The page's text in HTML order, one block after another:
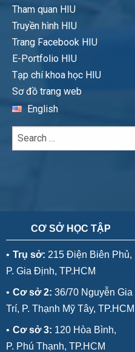
Tham quan HIU
Truyền hình HIU
Trang Facebook HIU
E-Portfolio HIU
Tạp chí khoa học HIU
Sơ đồ trang web
English
CƠ SỞ HỌC TẬP
• Trụ sở: 215 Điện Biên Phủ,
P. Gia Định, TP.HCM
• Cơ sở 2: 36/70 Nguyễn Gia
Trí, P. Thạnh Mỹ Tây, TP.HCM
• Cơ sở 3: 120 Hòa Bình,
P. Phú Thạnh, TP.HCM